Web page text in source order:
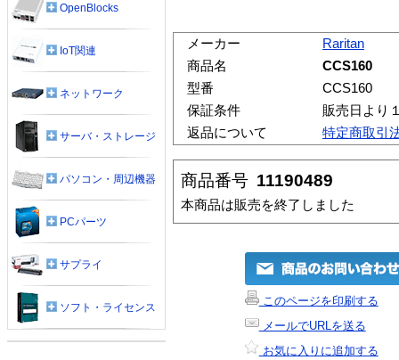
メーカー
Raritan
商品名
CCS160
型番
CCS160
保証条件
販売日より
返品について
特定商取引
商品番号 11190489
本商品は販売を終了しました
このページを印刷する
メールでURLを送る
お気に入りに追加する
OpenBlocks
IoT関連
ネットワーク
サーバ・ストレージ
パソコン・周辺機器
PCパーツ
サプライ
ソフト・ライセンス